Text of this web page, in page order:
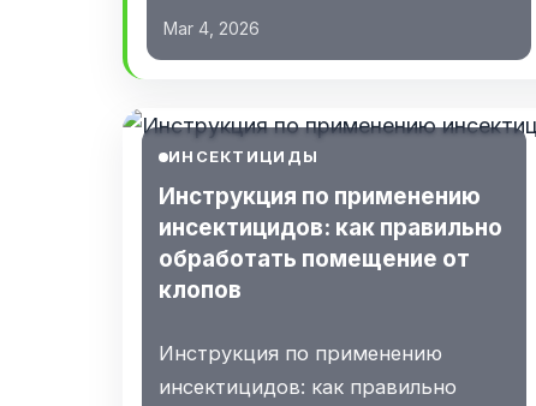
Mar 4, 2026
ИНСЕКТИЦИДЫ
Инструкция по применению
инсектицидов: как правильно
обработать помещение от
клопов
Инструкция по применению
инсектицидов: как правильно